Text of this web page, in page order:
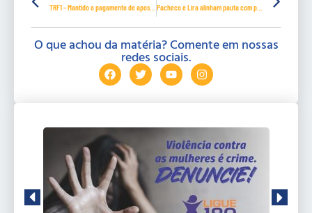
TRF1 – Mantido o pagamento de aposentadoria por tempo de contribuição Pacheco e Lira alinham pauta com prioridade a combate à pandemia e reforma tributária
O que achou da matéria? Comente em nossas
redes sociais.